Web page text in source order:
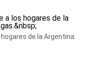
de la Argentina